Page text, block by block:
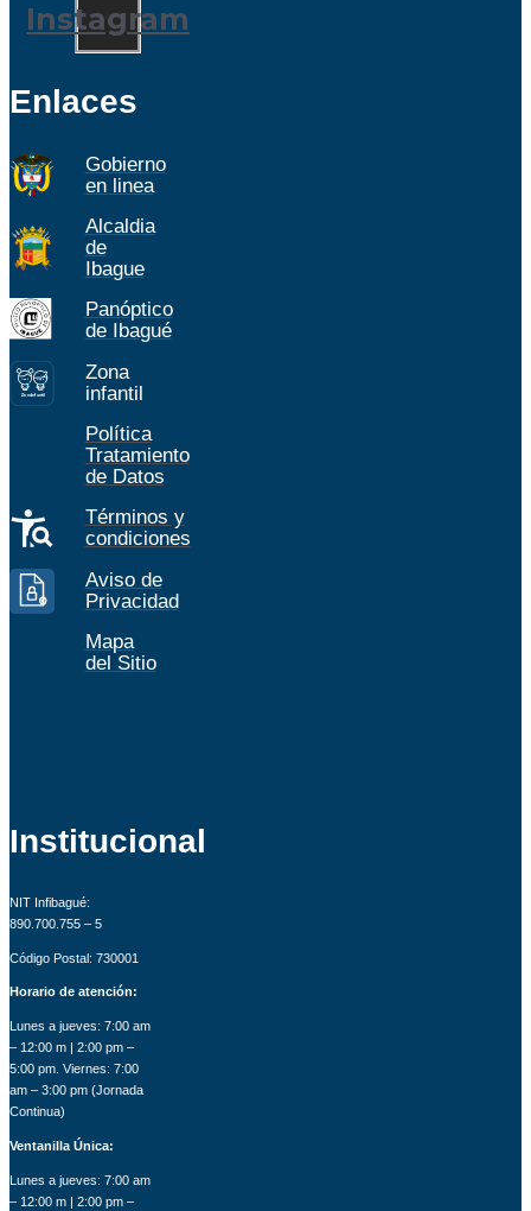
Instagram
Enlaces
Gobierno
en linea
Alcaldia
de
Ibague
Panóptico
de Ibagué
ZonaInf antil
Zona
infantil
Política
Tratamiento
de Datos
Términos y
condiciones
Aviso de
Privacidad
Mapa
del Sitio
Institucional
NIT Infibagué:
890.700.755 – 5
Código Postal: 730001
Horario de atención:
Lunes a jueves: 7:00 am
– 12:00 m | 2:00 pm –
5:00 pm. Viernes: 7:00
am – 3:00 pm (Jornada
Continua)
Ventanilla Única:
Lunes a jueves: 7:00 am
– 12:00 m | 2:00 pm –